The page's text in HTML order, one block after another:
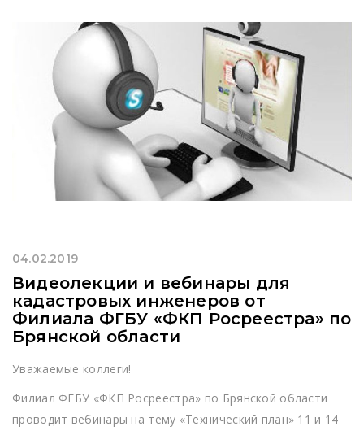
04.02.2019
Видеолекции и вебинары для
кадастровых инженеров от
Филиала ФГБУ «ФКП Росреестра» по
Брянской области
Уважаемые коллеги!
Филиал ФГБУ «ФКП Росреестра» по Брянской области
проводит вебинары на тему «Технический план» 11 и 14